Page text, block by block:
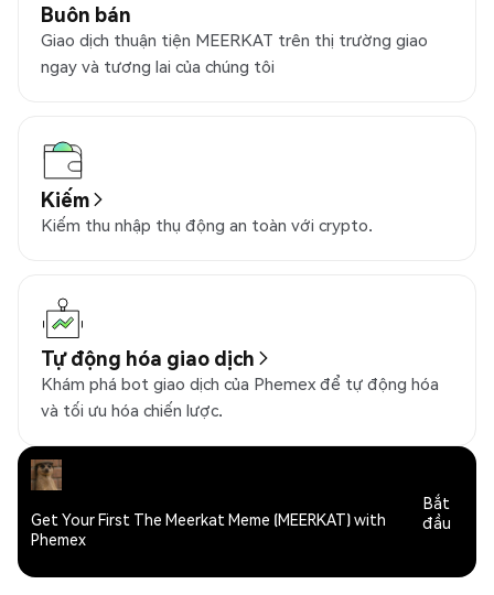
Buôn bán
Giao dịch thuận tiện MEERKAT trên thị trường giao
ngay và tương lai của chúng tôi
Kiếm
Kiếm thu nhập thụ động an toàn với crypto.
Tự động hóa giao dịch
Khám phá bot giao dịch của Phemex để tự động hóa
và tối ưu hóa chiến lược.
Get Your First The Meerkat Meme (MEERKAT) with
Phemex
Bắt
đầu